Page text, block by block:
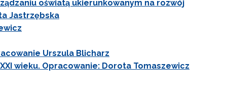
oświatą ukierunkowanym na rozwój
Jastrzębska
Urszula Blicharz
wieku. Opracowanie: Dorota Tomaszewicz